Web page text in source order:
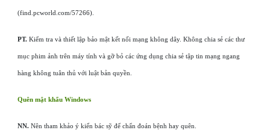
(find.pcworld.com/57266).
PT.Kiểm tra và thiết lập bảo mật kết nối mạng không dây. Không chia sẻ các thư
mục phim ảnh trên máy tính và gỡ bỏ các ứng dụng chia sẻ tập tin mạng ngang
hàng không tuân thủ với luật bản quyền.
Quên mật khẩu Windows
NN.Nên tham khảo ý kiến bác sỹ để chẩn đoán bệnh hay quên.